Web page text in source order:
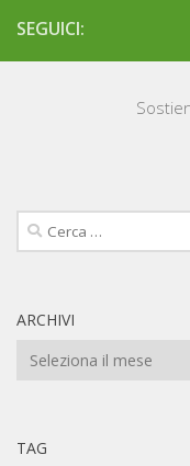
SEGUICI:
Ricerca
per:
ARCHIVI
Archivi
TAG